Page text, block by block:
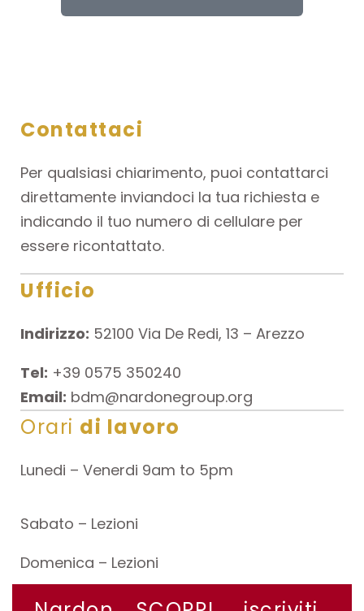
Contattaci
Per qualsiasi chiarimento, puoi contattarci
direttamente inviandoci la tua richiesta e
indicando il tuo numero di cellulare per
essere ricontattato.
Ufficio
Indirizzo: 52100 Via De Redi, 13 – Arezzo
Tel: +39 0575 350240
Email: bdm@nardonegroup.org
Orari di lavoro
Lunedi – Venerdi 9am to 5pm
Sabato – Lezioni
Domenica – Lezioni